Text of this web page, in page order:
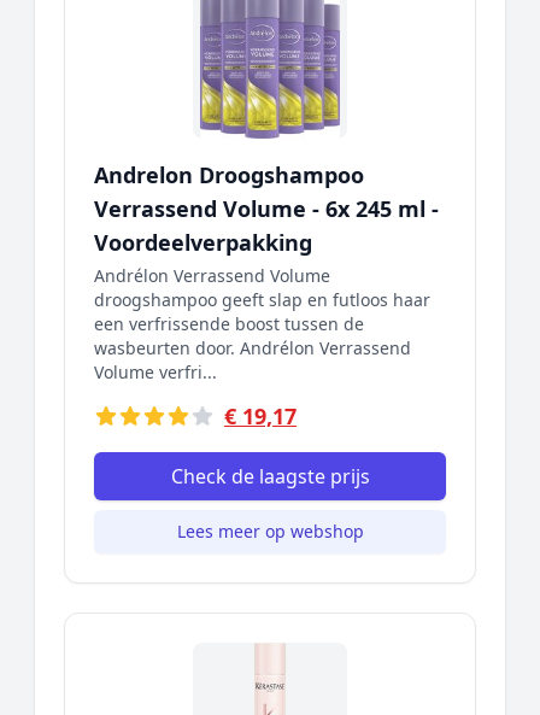
Andrelon Droogshampoo
Verrassend Volume - 6x 245 ml -
Voordeelverpakking
Andrélon Verrassend Volume
droogshampoo geeft slap en futloos haar
een verfrissende boost tussen de
wasbeurten door. Andrélon Verrassend
Volume verfri...
€ 19,17
Check de laagste prijs
Lees meer op webshop